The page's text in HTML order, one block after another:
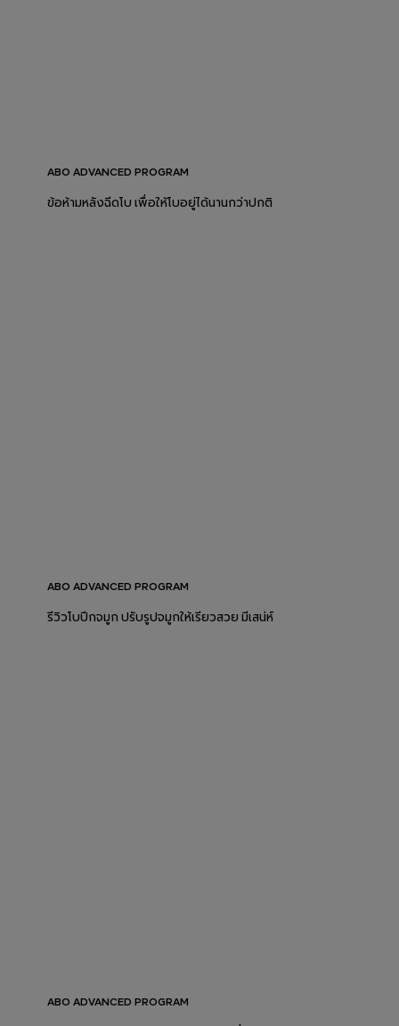
ABO ADVANCED PROGRAM
ข้อห้ามหลังฉีดโบ เพื่อให้โบอยู่ได้นานกว่าปกติ
ABO ADVANCED PROGRAM
รีวิวโบปีกจมูก ปรับรูปจมูกให้เรียวสวย มีเสน่ห์
ABO ADVANCED PROGRAM